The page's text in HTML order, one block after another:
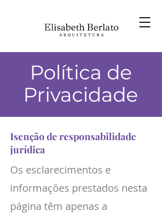
Política de
Privacidade
Isenção de responsabilidade
jurídica
Os esclarecimentos e
informações prestados nesta
página têm apenas a